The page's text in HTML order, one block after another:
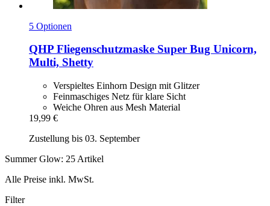
5 Optionen
QHP Fliegenschutzmaske Super Bug Unicorn,
Multi, Shetty
Verspieltes Einhorn Design mit Glitzer
Feinmaschiges Netz für klare Sicht
Weiche Ohren aus Mesh Material
19,99 €
Zustellung bis 03. September
Summer Glow: 25 Artikel
Alle Preise inkl. MwSt.
Filter